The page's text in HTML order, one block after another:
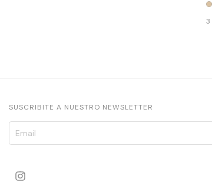
3
SUSCRIBITE A NUESTRO NEWSLETTER